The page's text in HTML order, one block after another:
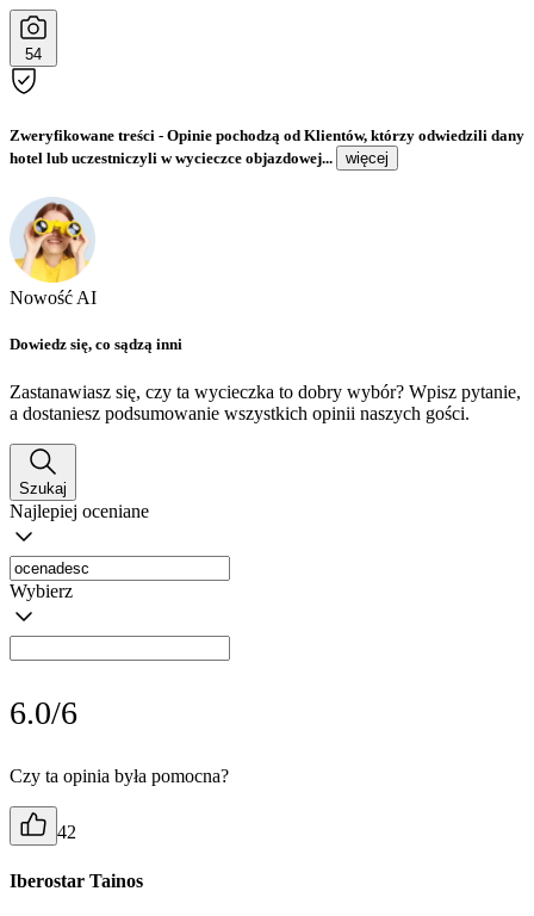
54
Zweryfikowane treści - Opinie pochodzą od Klientów, którzy odwiedzili dany
hotel lub uczestniczyli w wycieczce objazdowej...
więcej
Nowość AI
Dowiedz się, co sądzą inni
Zastanawiasz się, czy ta wycieczka to dobry wybór? Wpisz pytanie,
a dostaniesz podsumowanie wszystkich opinii naszych gości.
Szukaj
Najlepiej oceniane
Wybierz
6.0/6
Czy ta opinia była pomocna?
42
Iberostar Tainos